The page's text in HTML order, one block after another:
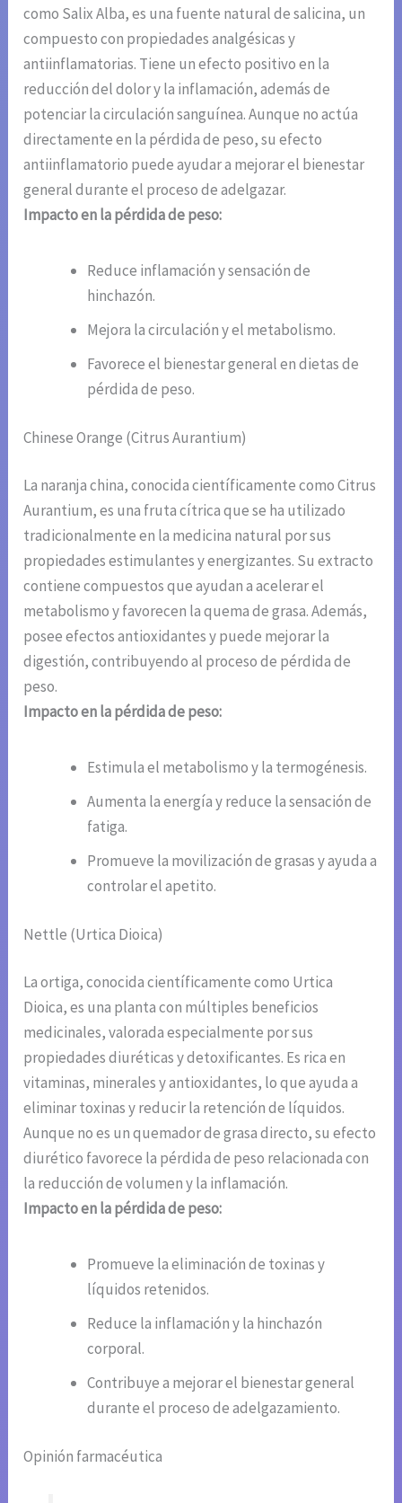
como Salix Alba, es una fuente natural de salicina, un
compuesto con propiedades analgésicas y
antiinflamatorias. Tiene un efecto positivo en la
reducción del dolor y la inflamación, además de
potenciar la circulación sanguínea. Aunque no actúa
directamente en la pérdida de peso, su efecto
antiinflamatorio puede ayudar a mejorar el bienestar
general durante el proceso de adelgazar.
Impacto en la pérdida de peso:
Reduce inflamación y sensación de
hinchazón.
Mejora la circulación y el metabolismo.
Favorece el bienestar general en dietas de
pérdida de peso.
Chinese Orange (Citrus Aurantium)
La naranja china, conocida científicamente como Citrus
Aurantium, es una fruta cítrica que se ha utilizado
tradicionalmente en la medicina natural por sus
propiedades estimulantes y energizantes. Su extracto
contiene compuestos que ayudan a acelerar el
metabolismo y favorecen la quema de grasa. Además,
posee efectos antioxidantes y puede mejorar la
digestión, contribuyendo al proceso de pérdida de
peso.
Impacto en la pérdida de peso:
Estimula el metabolismo y la termogénesis.
Aumenta la energía y reduce la sensación de
fatiga.
Promueve la movilización de grasas y ayuda a
controlar el apetito.
Nettle (Urtica Dioica)
La ortiga, conocida científicamente como Urtica
Dioica, es una planta con múltiples beneficios
medicinales, valorada especialmente por sus
propiedades diuréticas y detoxificantes. Es rica en
vitaminas, minerales y antioxidantes, lo que ayuda a
eliminar toxinas y reducir la retención de líquidos.
Aunque no es un quemador de grasa directo, su efecto
diurético favorece la pérdida de peso relacionada con
la reducción de volumen y la inflamación.
Impacto en la pérdida de peso:
Promueve la eliminación de toxinas y
líquidos retenidos.
Reduce la inflamación y la hinchazón
corporal.
Contribuye a mejorar el bienestar general
durante el proceso de adelgazamiento.
Opinión farmacéutica